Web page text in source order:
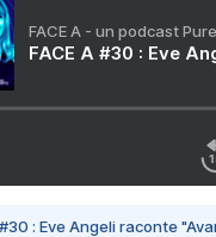
FACE A - un podcast
FACE A #30 : Eve
#30 : Eve Angeli raconte